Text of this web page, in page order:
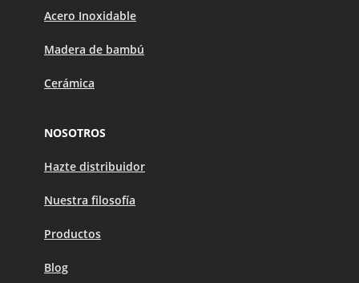
Acero Inoxidable
Madera de bambú
Cerámica
NOSOTROS
Hazte distribuidor
Nuestra filosofía
Productos
Blog